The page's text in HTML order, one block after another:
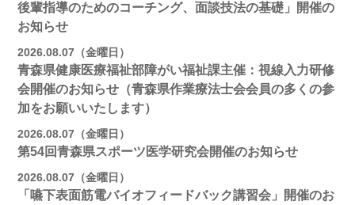
後輩指導のためのコーチング、面談技法の基礎」開催の
お知らせ
2026.08.07（金曜日）
青森県健康医療福祉部障がい福祉課主催：視線入力研修
会開催のお知らせ（青森県作業療法士会会員の多くの参
加をお願いいたします）
2026.08.07（金曜日）
第54回青森県スポーツ医学研究会開催のお知らせ
2026.08.07（金曜日）
「嚥下表面筋電バイオフィードバック講習会」開催のお